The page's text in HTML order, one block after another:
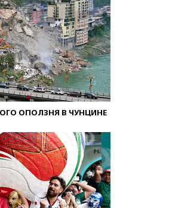
ОПОЛЗНЯ В ЧУНЦИНЕ